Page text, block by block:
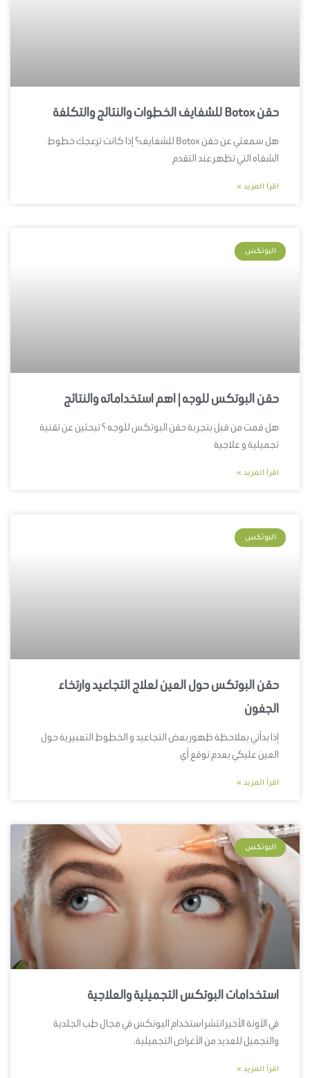
حقن Botox للشفايف الخطوات والنتائج والتكلفة
هل سمعتي عن حقن Botox للشفايف؟ إذا كانت تزعجك خطوط
الشفاه التي تظهر عند التقدم
اقرأ المزيد »
البوتكس
حقن البوتكس للوجه | اهم استخداماته والنتائج
هل قمت من قبل بتجربة حقن البوتكس للوجه ؟ تبحثين عن تقنية
تجميلية و علاجية
اقرأ المزيد »
البوتكس
حقن البوتكس حول العين لعلاج التجاعيد وارتخاء
الجفون
إذا بدأتي بملاحظة ظهور بعض التجاعيد و الخطوط التعبيرية حول
العين عليكي بعدم توقع أي
اقرأ المزيد »
البوتكس
استخدامات البوتكس التجميلية والعلاجية
في الآونة الأخير انتشر استخدام البوتكس في مجال طب الجلدية
والتجميل للعديد من الأغراض التجميلية،
اقرأ المزيد »